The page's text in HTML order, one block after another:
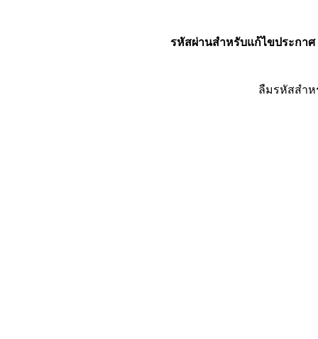
รหัสผ่านสำหรับแก้ไขประกาศ
ลืมรหัสสำ